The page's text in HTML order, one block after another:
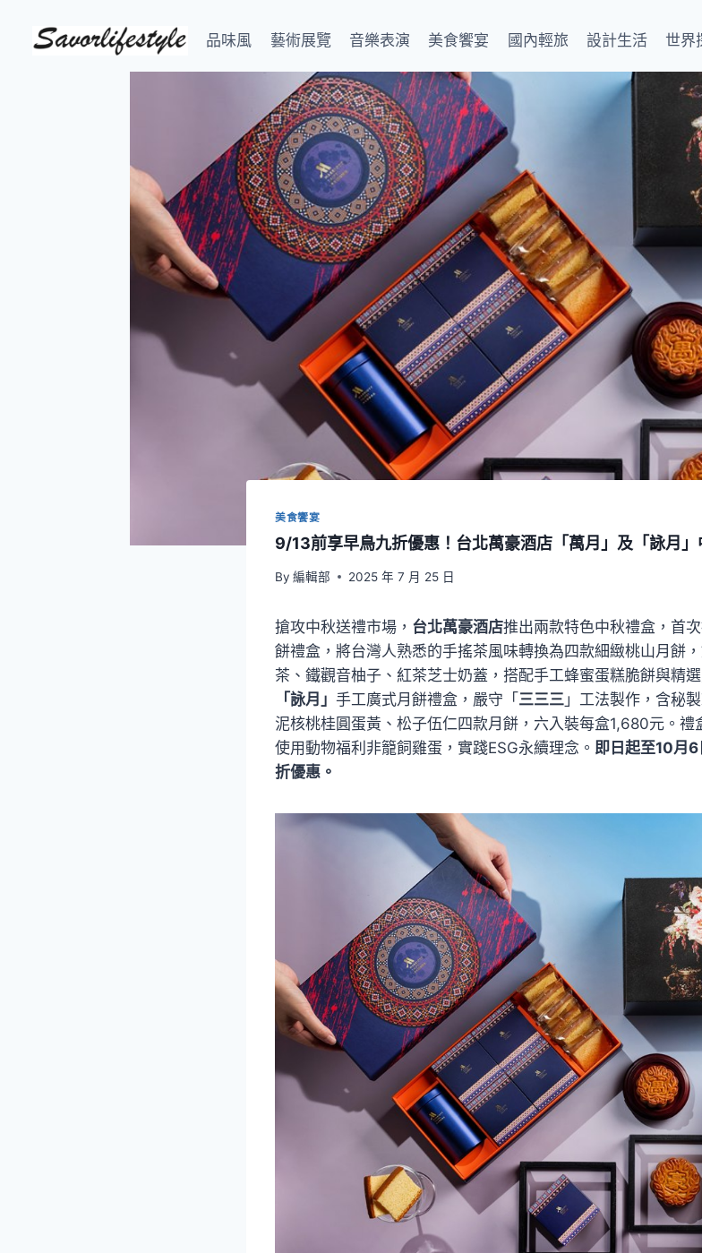
品味風 藝術展覽 音樂表演 美食饗宴 國內輕旅 設計生活 世界
美食饗宴
9/13前享早鳥九折優惠！台北萬豪酒店「萬月」及「詠月
By 編輯部 2025 年 7 月 25 日
搶攻中秋送禮市場， 台北萬豪酒店推出兩款特色中秋禮盒，首
餅禮盒，將台灣人熟悉的手搖茶風味轉換為四款細緻桃山月餅
茶、鐵觀音柚子、紅茶芝士奶蓋，搭配手工蜂蜜蛋糕脆餅與精
「詠月」 手工廣式月餅禮盒，嚴守「三三三 」工法製作，含秘
泥核桃桂圓蛋黃、松子伍仁四款月餅，六入裝每盒1,680元。禮
使用動物福利非籠飼雞蛋，實踐ESG永續理念。 即日起至10月
折優惠。